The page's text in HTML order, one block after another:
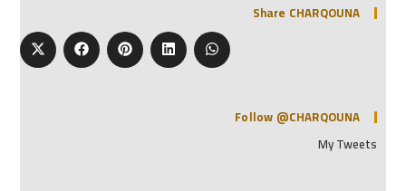
Share CHARQOUNA
Follow @CHARQOUNA
My Tweets